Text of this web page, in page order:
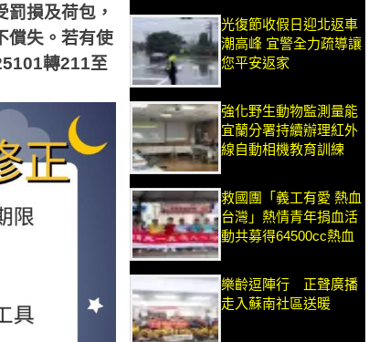
損及荷包，
償失。若有使
轉211至
光復節收假日迎北返車
潮高峰 宜警全力疏導讓
您平安返家
強化野生動物監測量能
宜蘭分署持續辦理紅外
線自動相機教育訓練
救國團「義工有愛 熱血
台灣」熱情青年捐血活
動共募得64500cc熱血
樂齡逗陣行 正聲廣播
走入蘇南社區送暖